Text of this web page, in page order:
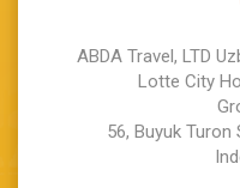
ABDA Travel, LTD
Lotte City
56, Buyuk Turon